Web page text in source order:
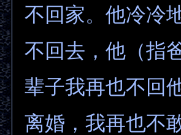
不回家。他冷冷
不回去，他（指
辈子我再也不回
离婚，我再也不